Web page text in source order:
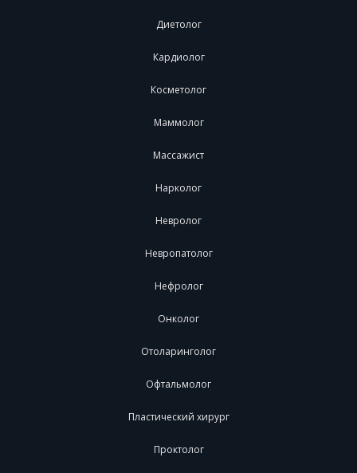
Диетолог
Кардиолог
Косметолог
Маммолог
Массажист
Нарколог
Невролог
Невропатолог
Нефролог
Онколог
Отоларинголог
Офтальмолог
Пластический хирург
Проктолог